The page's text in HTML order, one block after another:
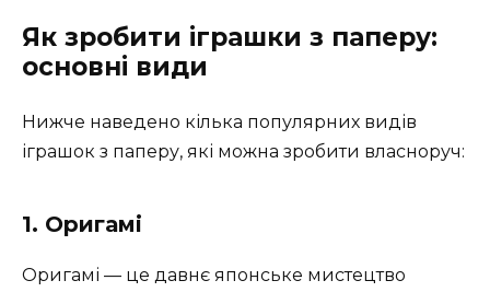
Як зробити іграшки з паперу:
основні види
Нижче наведено кілька популярних видів
іграшок з паперу, які можна зробити власноруч:
1. Оригамі
Оригамі — це давнє японське мистецтво